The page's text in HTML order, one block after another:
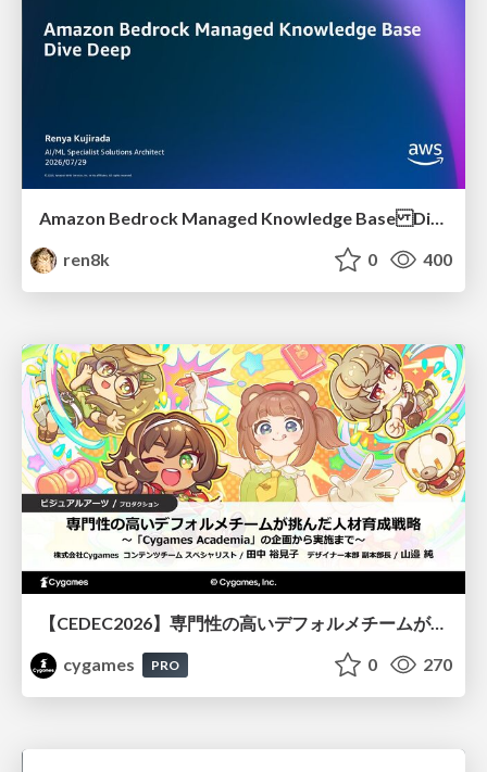
Amazon Bedrock Managed Knowledge Base Dive Deep
ren8k
0 400
【CEDEC2026】専門性の高いデフォルメチームが挑んだ人材育成戦略 〜Cygames Academiaの企画から実施まで〜
cygames
PRO 0 270